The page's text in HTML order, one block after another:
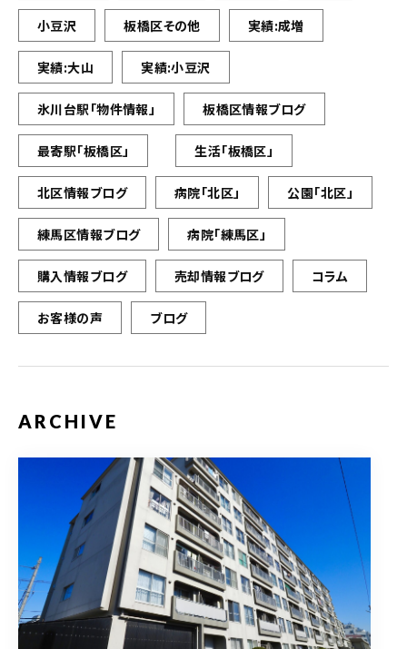
小豆沢 板橋区その他 実績:成増
実績:大山 実績:小豆沢
氷川台駅「物件情報」 板橋区情報ブログ
最寄駅「板橋区」 生活「板橋区」
北区情報ブログ 病院「北区」 公園「北区」
練馬区情報ブログ 病院「練馬区」
購入情報ブログ 売却情報ブログ コラム
お客様の声 ブログ
ARCHIVE